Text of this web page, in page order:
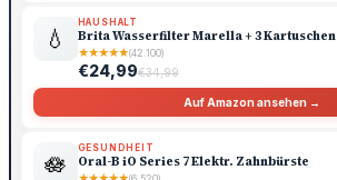
💧
HAUSHALT
Brita Wasserfilter Marella + 3 Kartuschen
★★★★★(42.100)
€24,99€34,99
Auf Amazon ansehen →
🪷
GESUNDHEIT
Oral-B iO Series 7 Elektr. Zahnbürste